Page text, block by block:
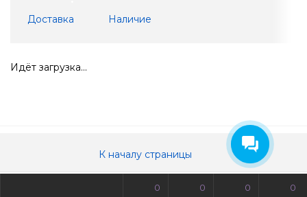
0 0 0 0
Доставка Наличие
Идёт загрузка...
К началу страницы
© Все права защищены. Информация сайта защищена законом об авторских правах.